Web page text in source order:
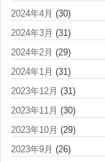
2024年4月 (30)
2024年3月 (31)
2024年2月 (29)
2024年1月 (31)
2023年12月 (31)
2023年11月 (30)
2023年10月 (29)
2023年9月 (26)